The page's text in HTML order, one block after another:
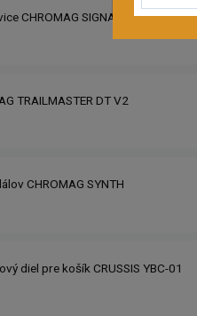
CHROMAG SIGNAL
TRAILMASTER DT V2
CHROMAG SYNTH
diel pre košík CRUSSIS YBC-01